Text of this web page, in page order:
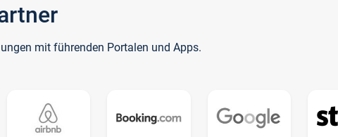
mit führenden Portalen und Apps.